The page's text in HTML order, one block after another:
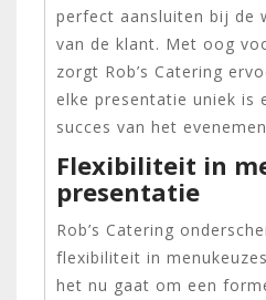
perfect aansluiten bij de
van de klant. Met oog
zorgt Rob’s Catering
elke presentatie uniek is
succes van het
Flexibiliteit in
presentatie
Rob’s Catering
flexibiliteit in
het nu gaat om een